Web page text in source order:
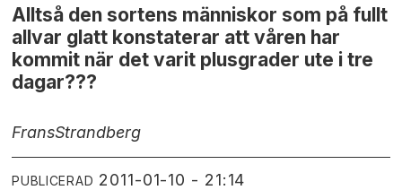
Alltså den sortens människor som på fullt
allvar glatt konstaterar att våren har
kommit när det varit plusgrader ute i tre
dagar???
FransStrandberg
PUBLICERAD 2011-01-10 - 21:14